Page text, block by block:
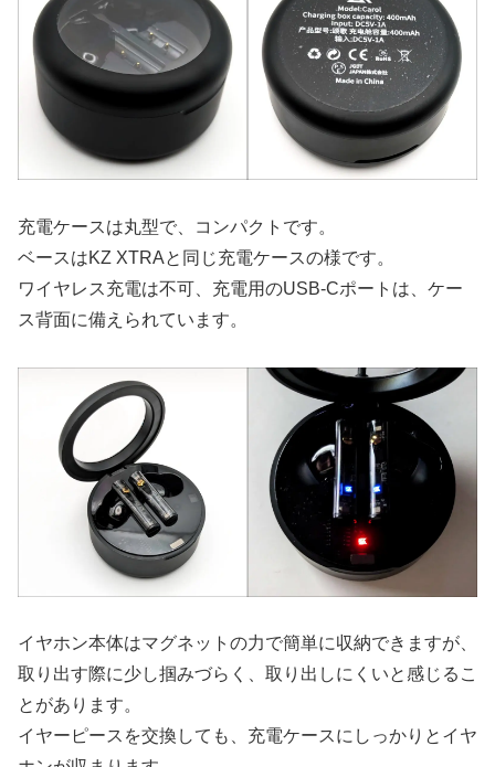
充電ケースは丸型で、コンパクトです。
ベースはKZ XTRAと同じ充電ケースの様です。
ワイヤレス充電は不可、充電用のUSB-Cポートは、ケー
ス背面に備えられています。
イヤホン本体はマグネットの力で簡単に収納できますが、
取り出す際に少し掴みづらく、取り出しにくいと感じるこ
とがあります。
イヤーピースを交換しても、充電ケースにしっかりとイヤ